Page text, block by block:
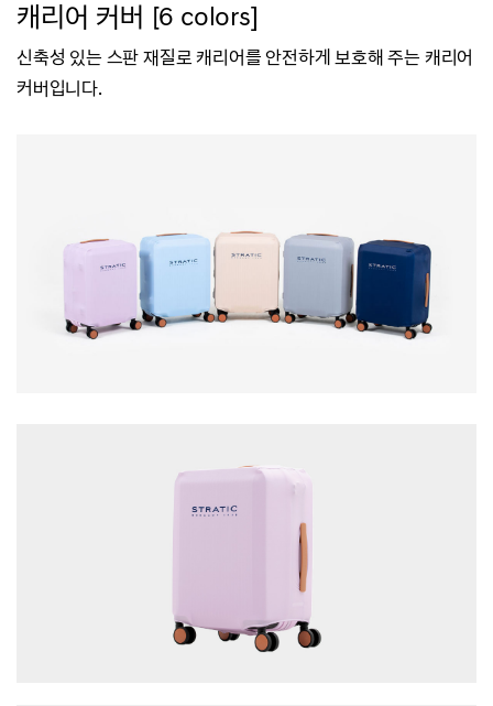
캐리어 커버 [6 colors]
신축성 있는 스판 재질로 캐리어를 안전하게 보호해 주는 캐리어
커버입니다.